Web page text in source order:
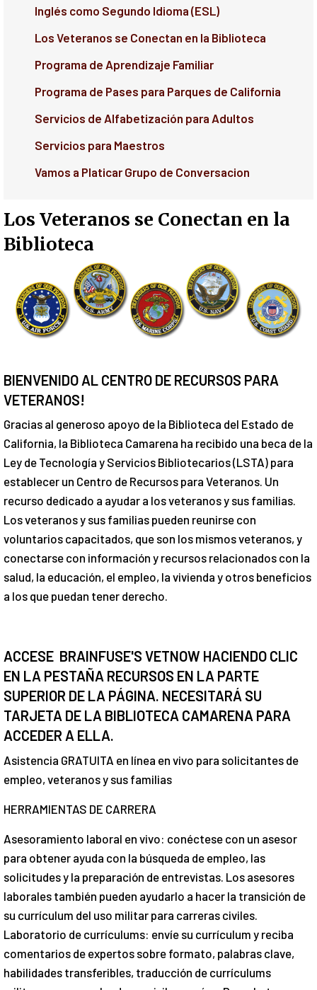
Inglés como Segundo Idioma (ESL)
Los Veteranos se Conectan en la Biblioteca
Programa de Aprendizaje Familiar
Programa de Pases para Parques de California
Servicios de Alfabetización para Adultos
Servicios para Maestros
Vamos a Platicar Grupo de Conversacion
Los Veteranos se Conectan en la
Biblioteca
BIENVENIDO AL CENTRO DE RECURSOS PARA
VETERANOS!
Gracias al generoso apoyo de la Biblioteca del Estado de
California, la Biblioteca Camarena ha recibido una beca de la
Ley de Tecnología y Servicios Bibliotecarios (LSTA) para
establecer un Centro de Recursos para Veteranos. Un
recurso dedicado a ayudar a los veteranos y sus familias.
Los veteranos y sus familias pueden reunirse con
voluntarios capacitados, que son los mismos veteranos, y
conectarse con información y recursos relacionados con la
salud, la educación, el empleo, la vivienda y otros beneficios
a los que puedan tener derecho.
ACCESE BRAINFUSE'S VETNOW HACIENDO CLIC
EN LA PESTAÑA RECURSOS EN LA PARTE
SUPERIOR DE LA PÁGINA. NECESITARÁ SU
TARJETA DE LA BIBLIOTECA CAMARENA PARA
ACCEDER A ELLA.
Asistencia GRATUITA en línea en vivo para solicitantes de
empleo, veteranos y sus familias
HERRAMIENTAS DE CARRERA
Asesoramiento laboral en vivo: conéctese con un asesor
para obtener ayuda con la búsqueda de empleo, las
solicitudes y la preparación de entrevistas. Los asesores
laborales también pueden ayudarlo a hacer la transición de
su currículum del uso militar para carreras civiles.
Laboratorio de currículums: envíe su currículum y reciba
comentarios de expertos sobre formato, palabras clave,
habilidades transferibles, traducción de currículums